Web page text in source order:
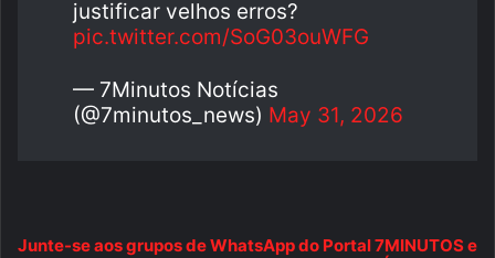
justificar velhos erros?
pic.twitter.com/SoG03ouWFG
— 7Minutos Notícias
(@7minutos_news) May 31, 2026
Junte-se aos grupos de WhatsApp do Portal 7MINUTOS e